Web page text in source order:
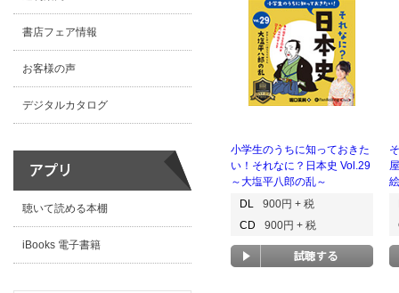
書店フェア情報
お客様の声
デジタルカタログ
聴いて読める本棚
iBooks 電子書籍
小学生のうちに知っておきた
い！それなに？日本史 Vol.29
～大塩平八郎の乱～
DL
900円 + 税
CD
900円 + 税